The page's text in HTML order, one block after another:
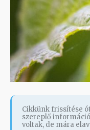
Cikkünk frissítése
szereplő
voltak, de mára